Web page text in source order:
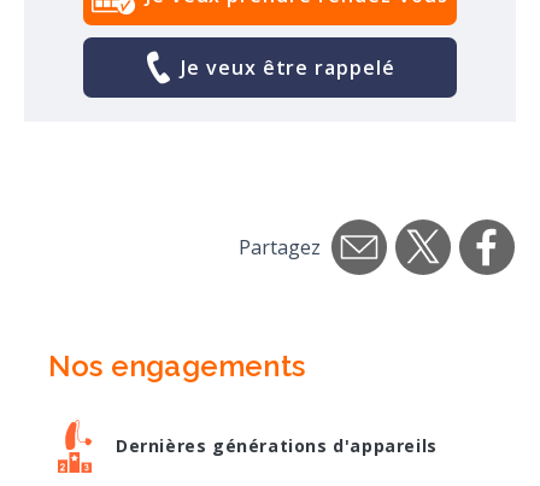
Je veux être rappelé
Partagez
Nos engagements
Dernières générations d'appareils